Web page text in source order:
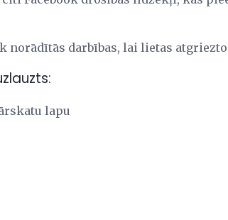
norādītās darbības, lai lietas
lapu